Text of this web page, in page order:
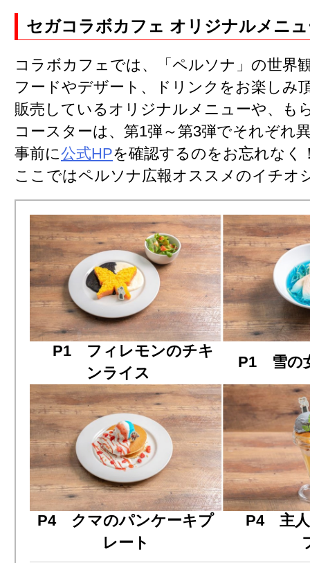
セガコラボカフェ オリジナルメニ
コラボカフェでは、「ペルソナ」の世界
フードやデザート、ドリンクをお楽しみ
販売しているオリジナルメニューや、も
コースターは、第1弾～第3弾でそれぞれ
事前に公式HPを確認するのをお忘れなく
ここではペルソナ広報オススメのイチオ
P1 フィレモンのチキ
ンライス
P1 雪の
P4 クマのパンケーキプ
レート
P4 主人